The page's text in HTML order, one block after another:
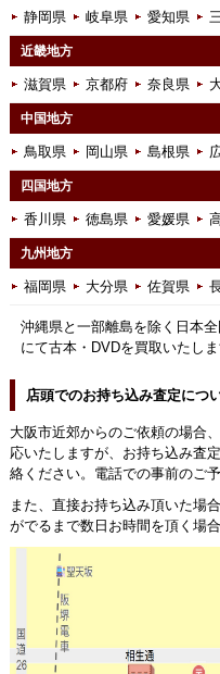
静岡県 岐阜県 愛知県
近畿地方
滋賀県 京都府 奈良県
中国地方
鳥取県 岡山県 島根県
四国地方
香川県 徳島県 愛媛県
九州地方
福岡県 大分県 佐賀県
沖縄県と一部離島を除く日本
にて古本・DVDを買取いたしま
店頭でのお持ち込み査定につ
大阪市近郊からのご依頼の場合
応いたしますが、お持ち込み査
絡ください。電話での事前のご
また、直接お持ち込み頂いた場
がでるまで数日お時間を頂く場合